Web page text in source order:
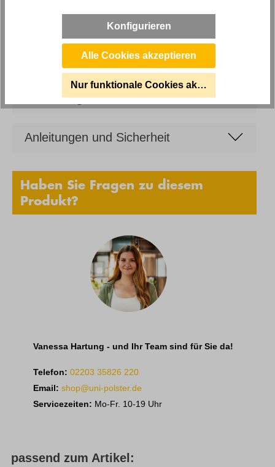
Bewertungen
Anleitungen und Sicherheit
Haben Sie Fragen zu diesem
Produkt?
Vanessa Hartung - und Ihr Team sind für Sie da!
Telefon: 02203 35826 220
Email: shop@uni-polster.de
Servicezeiten: Mo-Fr. 10-19 Uhr
passend zum Artikel:
Konfigurieren
Alle Cookies akzeptieren
Nur funktionale Cookies akzeptieren